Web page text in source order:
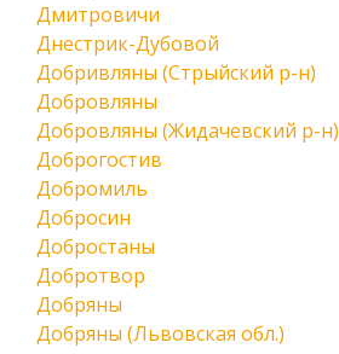
Дмитровичи
Днестрик-Дубовой
Добривляны (Стрыйский р-н)
Добровляны
Добровляны (Жидачевский р-н)
Доброгостив
Добромиль
Добросин
Добростаны
Добротвор
Добряны
Добряны (Львовская обл.)